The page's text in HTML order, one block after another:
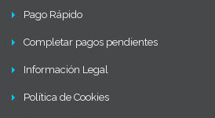
Pago Rápido
Completar pagos pendientes
Información Legal
Política de Cookies